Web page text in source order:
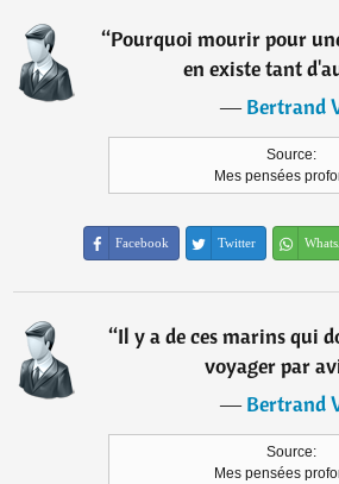
“Pourquoi mourir pour
en existe tant
―Bertrand
Source:
Mes pensées
Facebook Twitter
“Il y a de ces marins qui
voyager par
―Bertrand
Source:
Mes pensées